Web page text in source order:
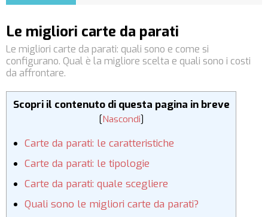
Le migliori carte da parati
Le migliori carte da parati: quali sono e come si
configurano. Qual è la migliore scelta e quali sono i costi
da affrontare.
Scopri il contenuto di questa pagina in breve
[Nascondi]
Carte da parati: le caratteristiche
Carte da parati: le tipologie
Carte da parati: quale scegliere
Quali sono le migliori carte da parati?